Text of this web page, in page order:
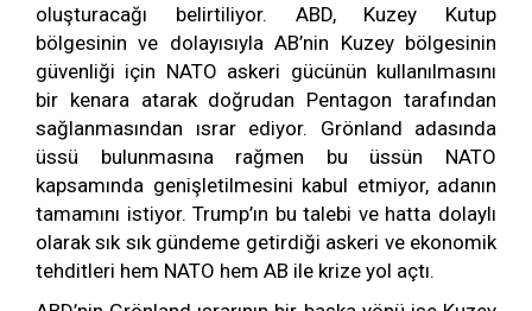
oluşturacağı belirtiliyor. ABD, Kuzey Kutup
bölgesinin ve dolayısıyla AB’nin Kuzey bölgesinin
güvenliği için NATO askeri gücünün kullanılmasını
bir kenara atarak doğrudan Pentagon tarafından
sağlanmasından ısrar ediyor. Grönland adasında
üssü bulunmasına rağmen bu üssün NATO
kapsamında genişletilmesini kabul etmiyor, adanın
tamamını istiyor. Trump’ın bu talebi ve hatta dolaylı
olarak sık sık gündeme getirdiği askeri ve ekonomik
tehditleri hem NATO hem AB ile krize yol açtı.